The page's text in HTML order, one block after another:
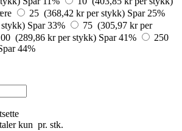
25 (368,42 kr per stykk) Spar 25%
Spar 33%
75 (305,97 kr per
(289,86 kr per stykk) Spar 41%
250
44%
kun pr. stk.